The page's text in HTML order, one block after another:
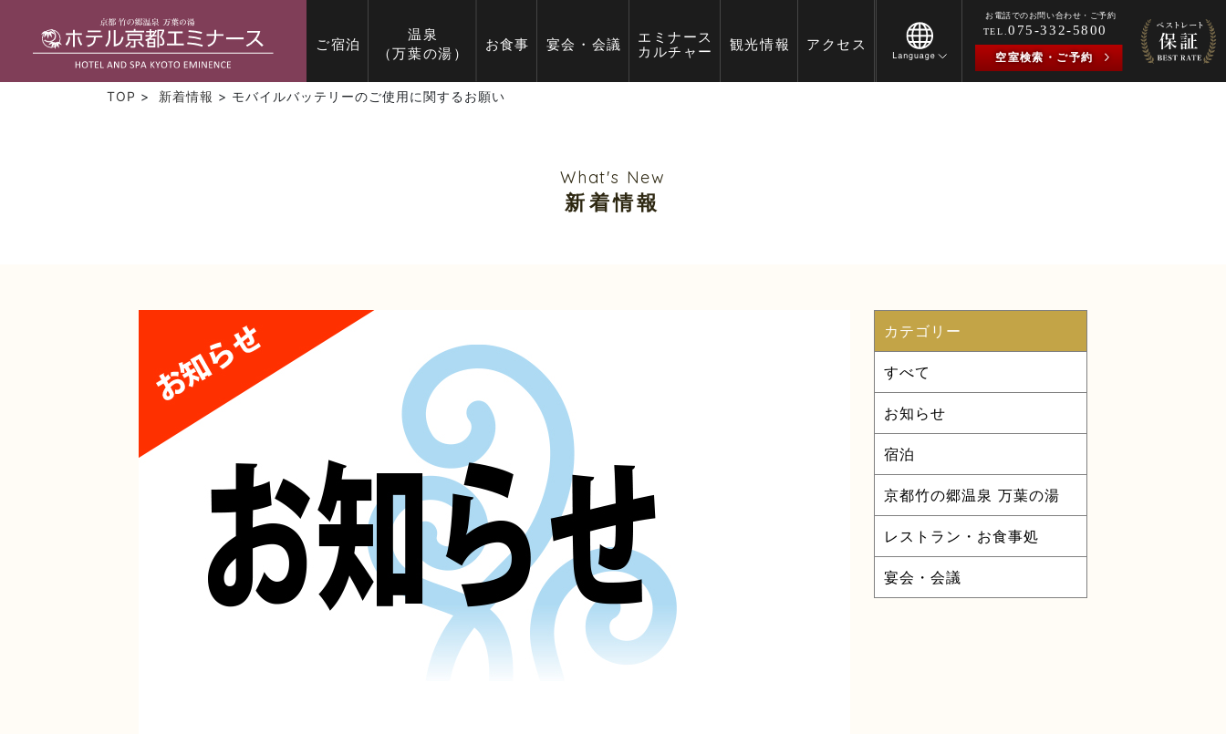
TOP 新着情報 モバイルバッテリーのご使用に関するお願い
What's New
新着情報
カテゴリー
すべて
お知らせ
宿泊
京都竹の郷温泉 万葉の湯
レストラン・お食事処
宴会・会議